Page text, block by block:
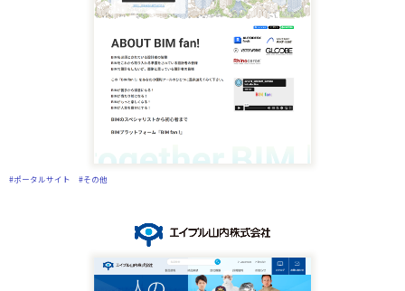
#ポータルサイト #その他